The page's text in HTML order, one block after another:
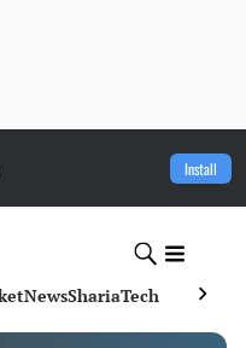
Install
NewsShariaTech